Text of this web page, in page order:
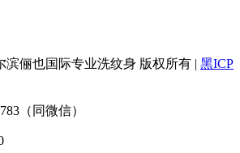
滨俪也国际专业洗纹身 版权所有 | 黑ICP
（同微信）